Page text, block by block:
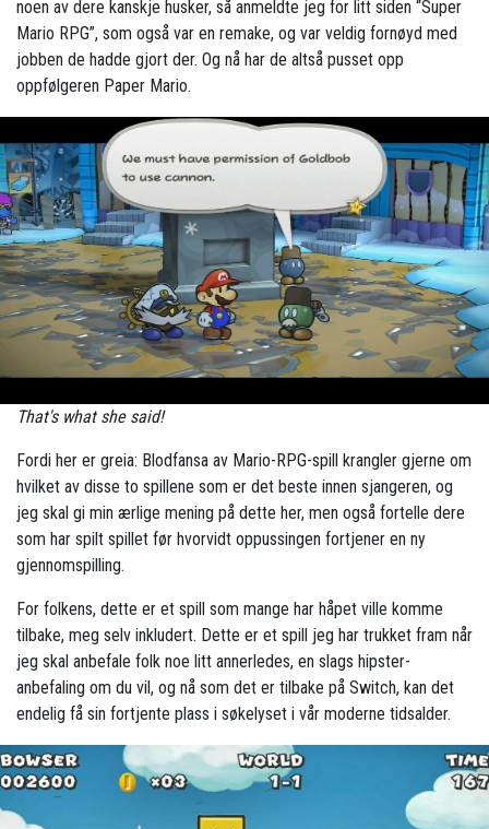
noen av dere kanskje husker, så anmeldte jeg for litt siden “Super
Mario RPG”, som også var en remake, og var veldig fornøyd med
jobben de hadde gjort der. Og nå har de altså pusset opp
oppfølgeren Paper Mario.
That's what she said!
Fordi her er greia: Blodfansa av Mario-RPG-spill krangler gjerne om
hvilket av disse to spillene som er det beste innen sjangeren, og
jeg skal gi min ærlige mening på dette her, men også fortelle dere
som har spilt spillet før hvorvidt oppussingen fortjener en ny
gjennomspilling.
For folkens, dette er et spill som mange har håpet ville komme
tilbake, meg selv inkludert. Dette er et spill jeg har trukket fram når
jeg skal anbefale folk noe litt annerledes, en slags hipster-
anbefaling om du vil, og nå som det er tilbake på Switch, kan det
endelig få sin fortjente plass i søkelyset i vår moderne tidsalder.